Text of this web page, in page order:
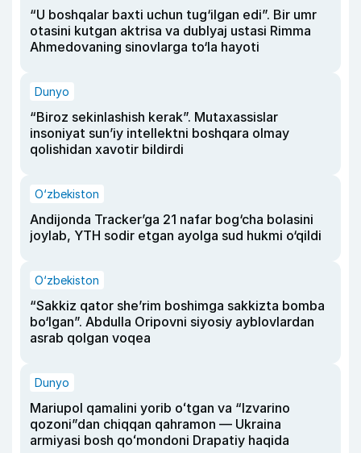
“U boshqalar baxti uchun tug‘ilgan edi”. Bir umr
otasini kutgan aktrisa va dublyaj ustasi Rimma
Ahmedovaning sinovlarga to‘la hayoti
Dunyo
“Biroz sekinlashish kerak”. Mutaxassislar
insoniyat sun’iy intellektni boshqara olmay
qolishidan xavotir bildirdi
O‘zbekiston
Andijonda Tracker’ga 21 nafar bog‘cha bolasini
joylab, YTH sodir etgan ayolga sud hukmi o‘qildi
O‘zbekiston
“Sakkiz qator she’rim boshimga sakkizta bomba
bo‘lgan”. Abdulla Oripovni siyosiy ayblovlardan
asrab qolgan voqea
Dunyo
Mariupol qamalini yorib oʻtgan va “Izvarino
qozoni”dan chiqqan qahramon — Ukraina
armiyasi bosh qoʻmondoni Drapatiy haqida